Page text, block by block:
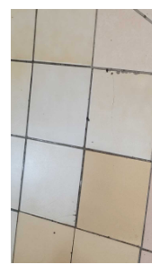
的原因，並解釋這種